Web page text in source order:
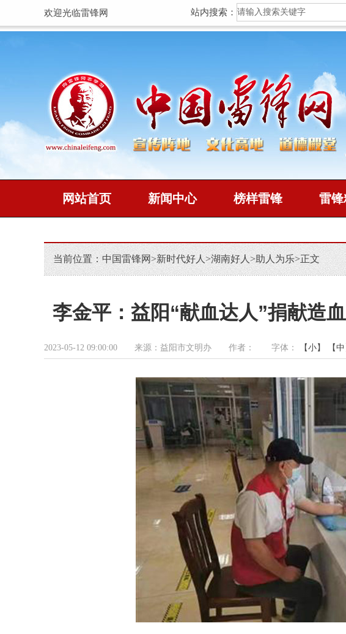
欢迎光临雷锋网 站内搜索：
网站首页 新闻中心 榜样雷锋 雷
当前位置： 中国雷锋网>新时代好人 >湖南好人 >助人为乐>正文
李金平：益阳“献血达人”捐献造
2023-05-12 09:00:00 来源：益阳市文明办 作者： 字体： 【小】 【中